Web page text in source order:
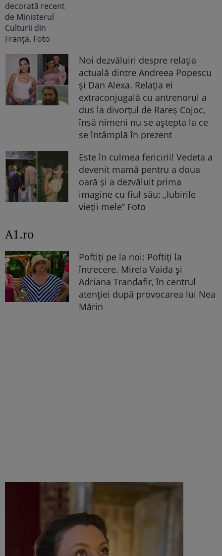
Noi dezvăluiri despre relația
actuală dintre Andreea Popescu
și Dan Alexa. Relația ei
extraconjugală cu antrenorul a
dus la divorțul de Rareș Cojoc,
însă nimeni nu se aștepta la ce
se întâmplă în prezent
Este în culmea fericirii! Vedeta a
devenit mamă pentru a doua
oară și a dezvăluit prima
imagine cu fiul său: „Iubirile
vieții mele” Foto
A1.ro
Poftiți pe la noi: Poftiți la
întrecere. Mirela Vaida și
Adriana Trandafir, în centrul
atenției după provocarea lui Nea
Mărin